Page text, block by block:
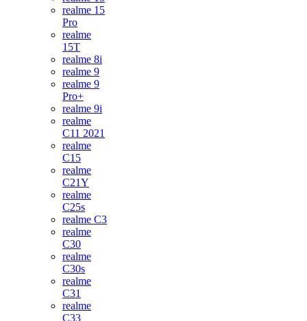
realme 15
Pro
realme
15T
realme 8i
realme 9
realme 9
Pro+
realme 9i
realme
C11 2021
realme
C15
realme
C21Y
realme
C25s
realme C3
realme
C30
realme
C30s
realme
C31
realme
C33